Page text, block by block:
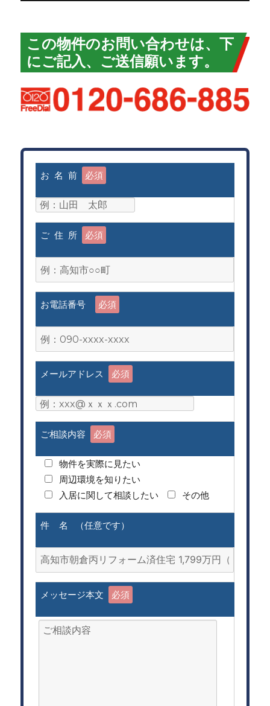
この物件のお問い合わせは、下
にご記入、ご送信願います。
お 名 前 必須
ご 住 所 必須
お電話番号 必須
メールアドレス 必須
ご相談内容 必須
物件を実際に見たい
周辺環境を知りたい
入居に関して相談したい
その他
件 名 （任意です）
メッセージ本文 必須